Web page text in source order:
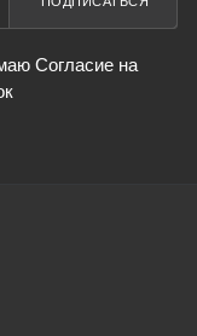
Согласие на